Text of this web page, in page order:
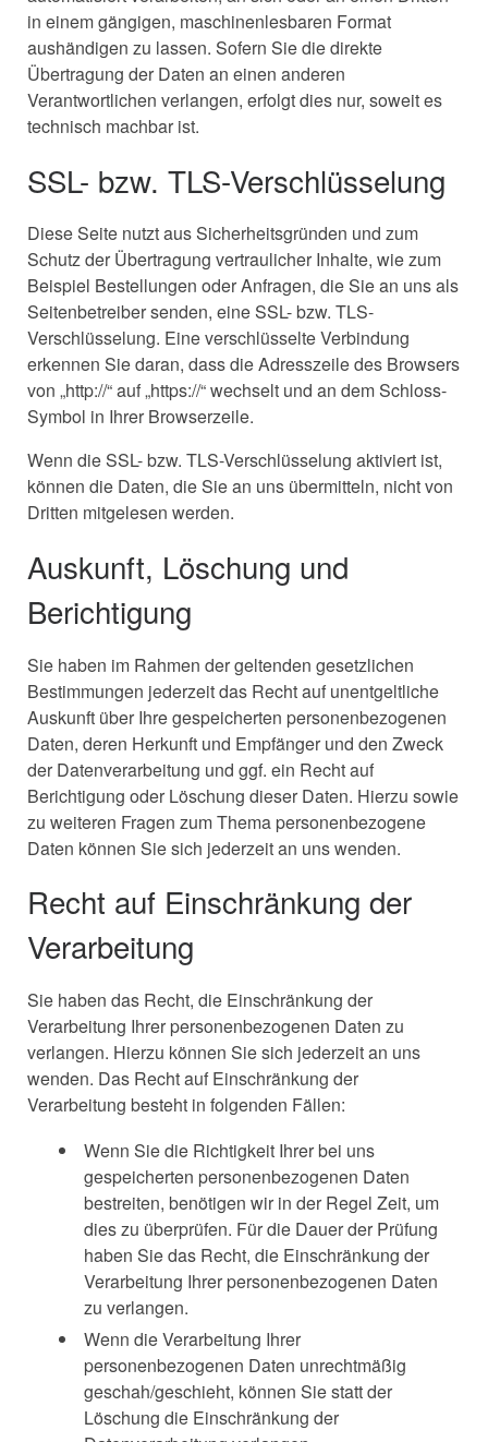
in einem gängigen, maschinenlesbaren Format
aushändigen zu lassen. Sofern Sie die direkte
Übertragung der Daten an einen anderen
Verantwortlichen verlangen, erfolgt dies nur, soweit es
technisch machbar ist.
SSL- bzw. TLS-Verschlüsselung
Diese Seite nutzt aus Sicherheitsgründen und zum
Schutz der Übertragung vertraulicher Inhalte, wie zum
Beispiel Bestellungen oder Anfragen, die Sie an uns als
Seitenbetreiber senden, eine SSL- bzw. TLS-
Verschlüsselung. Eine verschlüsselte Verbindung
erkennen Sie daran, dass die Adresszeile des Browsers
von „http://“ auf „https://“ wechselt und an dem Schloss-
Symbol in Ihrer Browserzeile.
Wenn die SSL- bzw. TLS-Verschlüsselung aktiviert ist,
können die Daten, die Sie an uns übermitteln, nicht von
Dritten mitgelesen werden.
Auskunft, Löschung und
Berichtigung
Sie haben im Rahmen der geltenden gesetzlichen
Bestimmungen jederzeit das Recht auf unentgeltliche
Auskunft über Ihre gespeicherten personenbezogenen
Daten, deren Herkunft und Empfänger und den Zweck
der Datenverarbeitung und ggf. ein Recht auf
Berichtigung oder Löschung dieser Daten. Hierzu sowie
zu weiteren Fragen zum Thema personenbezogene
Daten können Sie sich jederzeit an uns wenden.
Recht auf Einschränkung der
Verarbeitung
Sie haben das Recht, die Einschränkung der
Verarbeitung Ihrer personenbezogenen Daten zu
verlangen. Hierzu können Sie sich jederzeit an uns
wenden. Das Recht auf Einschränkung der
Verarbeitung besteht in folgenden Fällen:
Wenn Sie die Richtigkeit Ihrer bei uns
gespeicherten personenbezogenen Daten
bestreiten, benötigen wir in der Regel Zeit, um
dies zu überprüfen. Für die Dauer der Prüfung
haben Sie das Recht, die Einschränkung der
Verarbeitung Ihrer personenbezogenen Daten
zu verlangen.
Wenn die Verarbeitung Ihrer
personenbezogenen Daten unrechtmäßig
geschah/geschieht, können Sie statt der
Löschung die Einschränkung der